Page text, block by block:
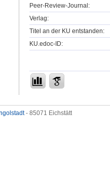
Peer-Review-Journal:
Verlag:
Titel an der KU entstanden:
KU.edoc-ID:
- 85071 Eichstätt